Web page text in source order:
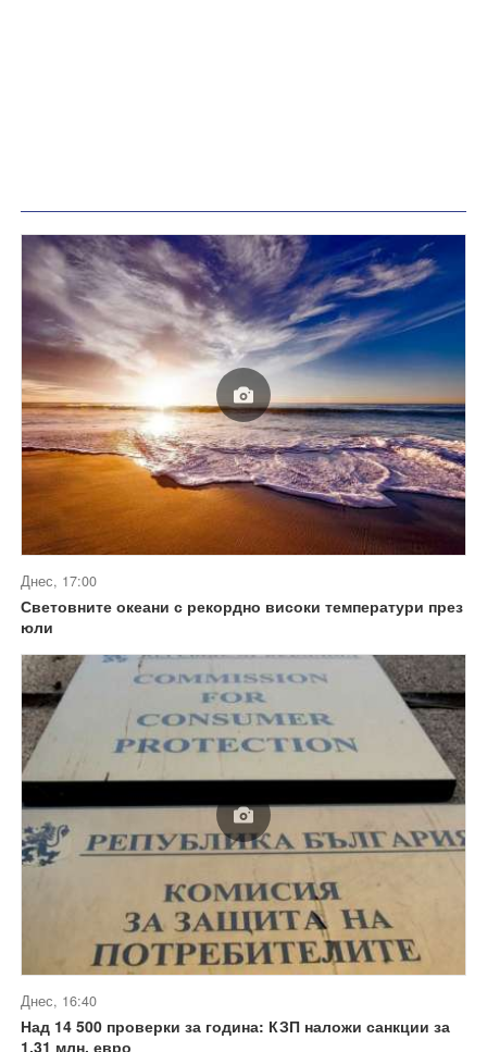
Днес, 17:00
Световните океани с рекордно високи температури през
юли
Днес, 16:40
Над 14 500 проверки за година: КЗП наложи санкции за
1,31 млн. евро